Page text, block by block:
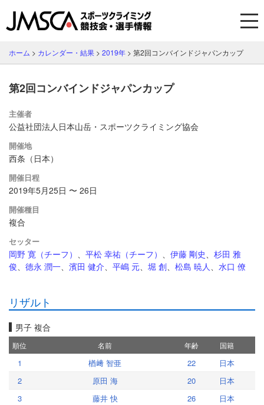
ホーム > カレンダー・結果 > 2019年 > 第2回コンバインドジャパンカップ
第2回コンバインドジャパンカップ
主催者
公益社団法人日本山岳・スポーツクライミング協会
開催地
西条（日本）
開催日程
2019年5月25日 〜 26日
開催種目
複合
セッター
岡野 寛（チーフ） 、 平松 幸祐（チーフ） 、 伊藤 剛史、 杉田 雅
俊、 徳永 潤一、 濱田 健介、 平嶋 元、 堀 創、 松島 暁人、 水口 僚
リザルト
男子 複合
順位 名前 年齢 国籍
1 楢﨑 智亜 22
日本
2
原田 海 20
日本
3
藤井 快 26
日本